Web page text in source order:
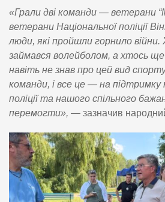
«Грали дві команди — ветерани
ветерани Національної поліції
люди, які пройшли горнило війни.
займався волейболом, а хтось
навіть не знав про цей вид
команди, і все це — на
поліції та нашого спільного
перемогти», — зазначив